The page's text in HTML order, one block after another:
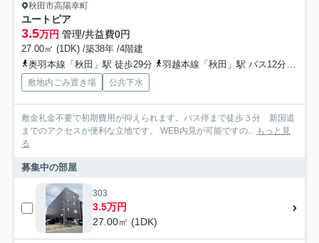
秋田市高陽幸町
ユートピア
3.5万円 管理/共益費0円
27.00㎡ (1DK) /築38年 /4階建
奥羽本線「秋田」駅 徒歩29分
羽越本線「秋田」駅 バス12分 秋田中央交通「山王二丁目（秋田県）」 停歩3分
敷地内ごみ置き場 公共下水
敷金礼金不要で初期費用が抑えられます。バス停まで徒歩３分 新国道
までのアクセスが便利な立地です。 WEB内見が可能ですの... もっと見
る
募集中の部屋
303
3.5万円
27.00㎡ (1DK)